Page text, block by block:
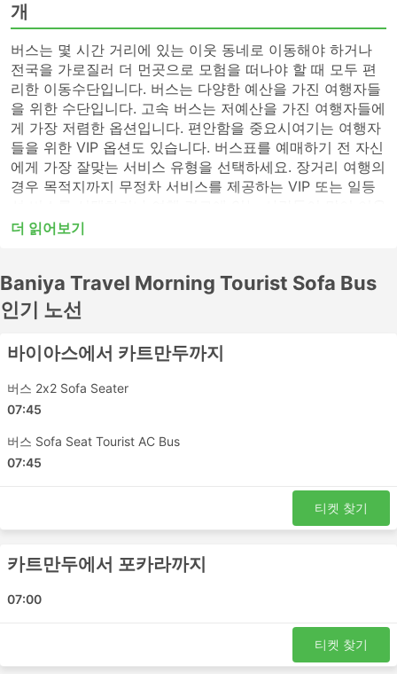
개
버스는 몇 시간 거리에 있는 이웃 동네로 이동해야 하거나
전국을 가로질러 더 먼곳으로 모험을 떠나야 할 때 모두 편
리한 이동수단입니다. 버스는 다양한 예산을 가진 여행자들
을 위한 수단입니다. 고속 버스는 저예산을 가진 여행자들에
게 가장 저렴한 옵션입니다. 편안함을 중요시여기는 여행자
들을 위한 VIP 옵션도 있습니다. 버스표를 예매하기 전 자신
에게 가장 잘맞는 서비스 유형을 선택하세요. 장거리 여행의
경우 목적지까지 무정차 서비스를 제공하는 VIP 또는 일등
하지 않는 버스역에 전화하여 표를 알아보세요. 고속 버스
이 야간 버스로 이동이 가능하며, 일부 버스는 쾌적한 여행
을 위해 더 넓은 좌석이나 침대 좌석을 제공하므로 버스표
예매 전 시간표를 확인하세요. Baniya Travel Morning
Tourist Sofa Bus에서 버스표를 온라인으로 예매하세요. 다
른 여행자들의 후기를 참고하여 가장 좋은 버스표를 예매하
세요.
Baniya Travel Morning Tourist Sofa
Bus 인기있는 버스역
포카라 버스 정류장
더 읽어보기
Baniya Travel Morning Tourist Sofa Bus
인기 노선
바이아스에서 카트만두까지
버스 2x2 Sofa Seater
07:45
버스 Sofa Seat Tourist AC Bus
07:45
티켓 찾기
카트만두에서 포카라까지
07:00
티켓 찾기